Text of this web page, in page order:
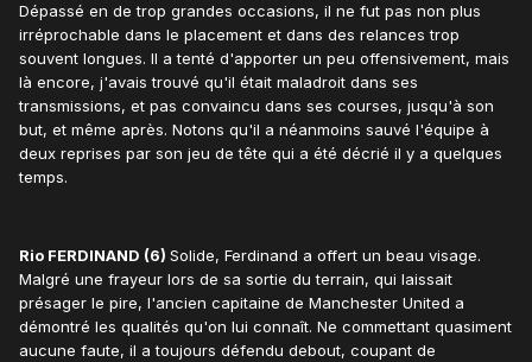
Dépassé en de trop grandes occasions, il ne fut pas non plus
irréprochable dans le placement et dans des relances trop
souvent longues. Il a tenté d'apporter un peu offensivement, mais
là encore, j'avais trouvé qu'il était maladroit dans ses
transmissions, et pas convaincu dans ses courses, jusqu'à son
but, et même après. Notons qu'il a néanmoins sauvé l'équipe à
deux reprises par son jeu de tête qui a été décrié il y a quelques
temps.
Rio FERDINAND (6) Solide, Ferdinand a offert un beau visage.
Malgré une frayeur lors de sa sortie du terrain, qui laissait
présager le pire, l'ancien capitaine de Manchester United a
démontré les qualités qu'on lui connaît. Ne commettant quasiment
aucune faute, il a toujours défendu debout, coupant de